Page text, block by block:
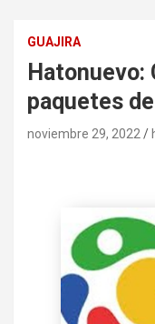
GUAJIRA
Hatonuevo:
paquetes
noviembre 29, 2022